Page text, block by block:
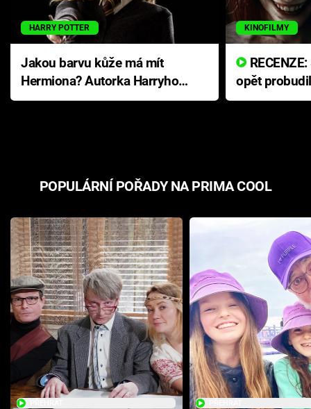
HARRY POTTER
Jakou barvu kůže má mít
Hermiona? Autorka Harryho
Pottera přišla s ráznou
KINOFILMY
opět
přichází s
POPULÁRNÍ POŘADY NA PRIMA COOL